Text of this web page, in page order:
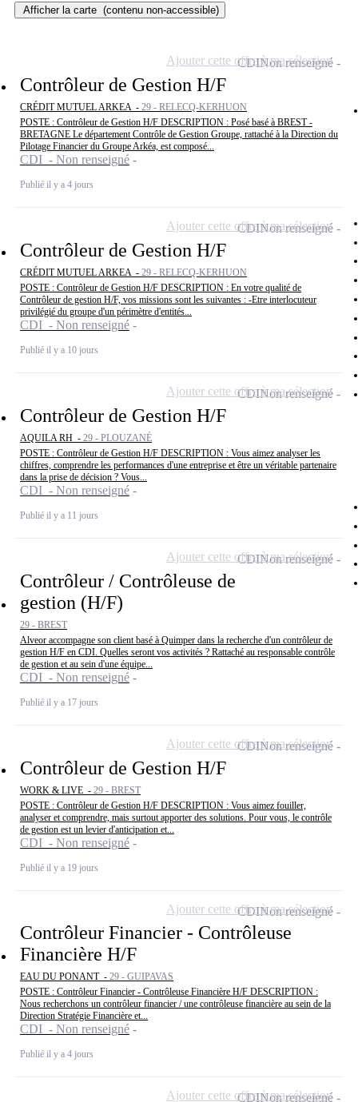
Afficher la carte (contenu non-accessible)
Contrôleur de Gestion H/F
CRÉDIT MUTUEL ARKEA - 29 - RELECQ-KERHUON
POSTE : Contrôleur de Gestion H/F DESCRIPTION : Posé basé à BREST -
BRETAGNE Le département Contrôle de Gestion Groupe, rattaché à la Direction du
Pilotage Financier du Groupe Arkéa, est composé...
CDI - Non renseigné
Publié il y a 4 jours
CDINon renseigné
Ajouter cette offre à ma sélection
Contrôleur de Gestion H/F
CRÉDIT MUTUEL ARKEA - 29 - RELECQ-KERHUON
POSTE : Contrôleur de Gestion H/F DESCRIPTION : En votre qualité de
Contrôleur de gestion H/F, vos missions sont les suivantes : -Etre interlocuteur
privilégié du groupe d'un périmètre d'entités...
CDI - Non renseigné
Publié il y a 10 jours
CDINon renseigné
Ajouter cette offre à ma sélection
Contrôleur de Gestion H/F
AQUILA RH - 29 - PLOUZANÉ
POSTE : Contrôleur de Gestion H/F DESCRIPTION : Vous aimez analyser les
chiffres, comprendre les performances d'une entreprise et être un véritable partenaire
dans la prise de décision ? Vous...
CDI - Non renseigné
Publié il y a 11 jours
CDINon renseigné
Ajouter cette offre à ma sélection
Contrôleur / Contrôleuse de
gestion (H/F)
29 - BREST
Alveor accompagne son client basé à Quimper dans la recherche d'un contrôleur de
gestion H/F en CDI. Quelles seront vos activités ? Rattaché au responsable contrôle
de gestion et au sein d'une équipe...
CDI - Non renseigné
Publié il y a 17 jours
CDINon renseigné
Ajouter cette offre à ma sélection
Contrôleur de Gestion H/F
WORK & LIVE - 29 - BREST
POSTE : Contrôleur de Gestion H/F DESCRIPTION : Vous aimez fouiller,
analyser et comprendre, mais surtout apporter des solutions. Pour vous, le contrôle
de gestion est un levier d'anticipation et...
CDI - Non renseigné
Publié il y a 19 jours
CDINon renseigné
Ajouter cette offre à ma sélection
Contrôleur Financier - Contrôleuse
Financière H/F
EAU DU PONANT - 29 - GUIPAVAS
POSTE : Contrôleur Financier - Contrôleuse Financière H/F DESCRIPTION :
Nous recherchons un contrôleur financier / une contrôleuse financière au sein de la
Direction Stratégie Financière et...
CDI - Non renseigné
Publié il y a 4 jours
CDINon renseigné
Ajouter cette offre à ma sélection
CDINon renseigné
Ajouter cette offre à ma sélection